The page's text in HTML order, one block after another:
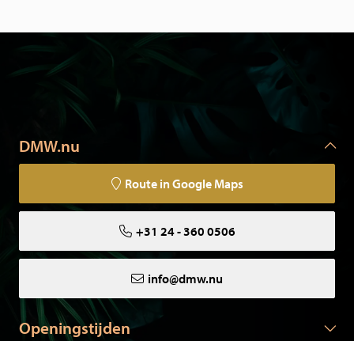
DMW.nu
Route in Google Maps
+31 24 - 360 0506
info@dmw.nu
Openingstijden